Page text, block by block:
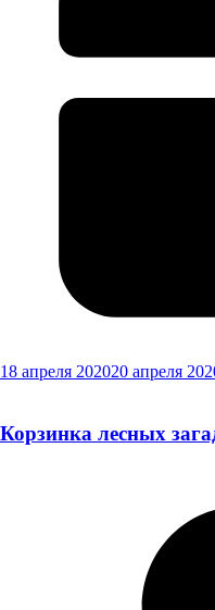
18 апреля 202020 апреля
Корзинка лесных